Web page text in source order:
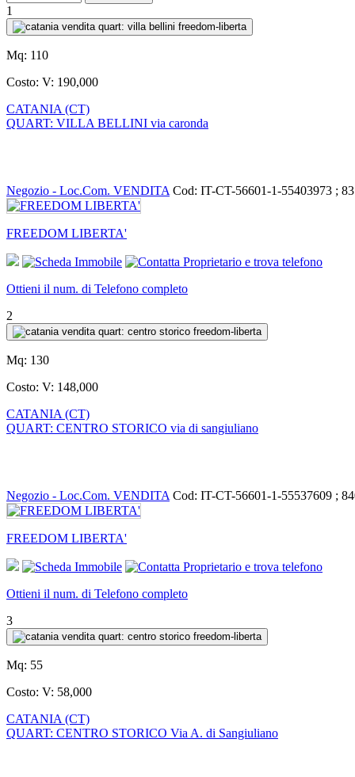
1
Mq: 110
Costo: V: 190,000
CATANIA (CT)
QUART: VILLA BELLINI via caronda
Negozio - Loc.Com. VENDITA Cod: IT-CT-56601-1-55403973 ;
FREEDOM LIBERTA'
Ottieni il num. di Telefono completo
2
Mq: 130
Costo: V: 148,000
CATANIA (CT)
QUART: CENTRO STORICO via di sangiuliano
Negozio - Loc.Com. VENDITA Cod: IT-CT-56601-1-55537609 ;
FREEDOM LIBERTA'
Ottieni il num. di Telefono completo
3
Mq: 55
Costo: V: 58,000
CATANIA (CT)
QUART: CENTRO STORICO Via A. di Sangiuliano